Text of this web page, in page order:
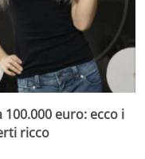
100.000 euro: ecco i
ricco